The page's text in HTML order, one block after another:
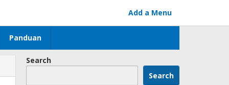
Add a Menu
Panduan
Search
Search